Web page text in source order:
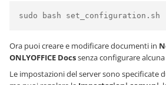
sudo bash set_configuration.sh
Ora puoi creare e modificare documenti in
ONLYOFFICE Docssenza configurare
Le impostazioni del server sono specificate